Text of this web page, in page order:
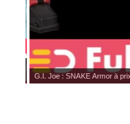
G.I. Joe : SNAKE Armor à